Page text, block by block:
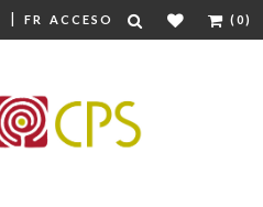
| FR ACCESO (0)